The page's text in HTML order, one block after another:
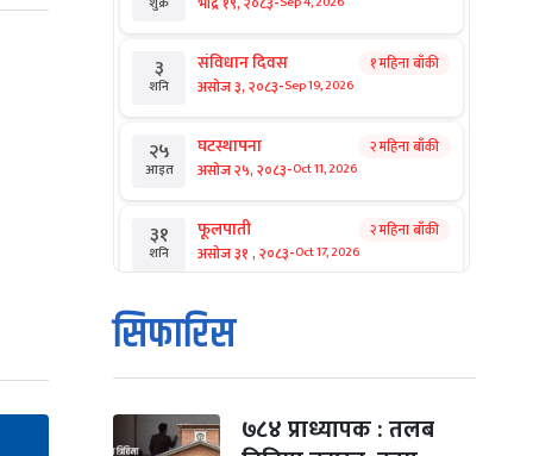
३
शनि
संविधान दिवस
असोज ३, २०८३-Sep 19, 2026
१ महिना बाँकी
२५
आइत
घटस्थापना
असोज २५, २०८३-Oct 11, 2026
२ महिना बाँकी
३१
शनि
फूलपाती
असोज ३१ , २०८३-Oct 17, 2026
२ महिना बाँकी
१
आइत
कार्तिक सङ्क्रान्ति
कार्तिक १, २०८३
मंगल कार्तिक ३, २०८३ -Oct 20, 2026
सिफारिस
७८४ प्राध्यापक : तलब